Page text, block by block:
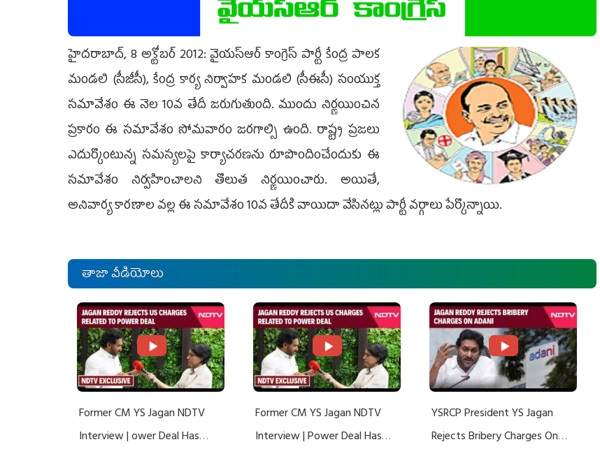
హైదరాబాద్, ‌8 అక్టోబర్‌ 2012: వైయస్‌ఆర్ కాంగ్రె‌స్ పార్టీ కేంద్ర పాలక
మండలి (సీజీసీ), కేంద్ర కార్య నిర్వాహక మండలి (సీఈసీ) సంయుక్త
సమావేశం ఈ నెల 10వ తేదీ‌ జరుగుతుంది. ముందు నిర్ణయించిన
ప్రకారం ఈ సమావేశం సోమవారం జరగాల్సి ఉంది. రాష్ట్ర ప్రజలు
ఎదుర్కొంటున్న సమస్యలపై కార్యాచరణను రూపొందించేందుకు ఈ
సమావేశం నిర్వహించాలని తొలుత నిర్ణయించారు. అయితే,
అనివార్య కారణాల వల్ల ఈ సమావేశం 10వ తేదీకి వాయిదా వేసినట్లు పార్టీ వర్గాలు పేర్కొన్నాయి.
తాజా వీడియోలు
Former CM YS Jagan NDTV
Interview | ower Deal Has
Former CM YS Jagan NDTV
Interview | Power Deal Has
YSRCP President YS Jagan
Rejects Bribery Charges On